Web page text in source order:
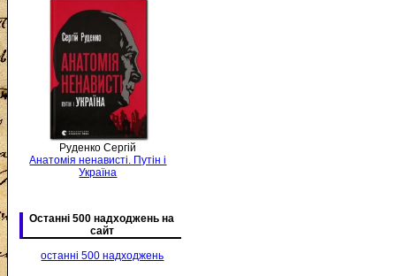
Руденко Сергій
Анатомія ненависті. Путін і
Україна
Останні 500 надходжень на
сайт
останні 500 надходжень